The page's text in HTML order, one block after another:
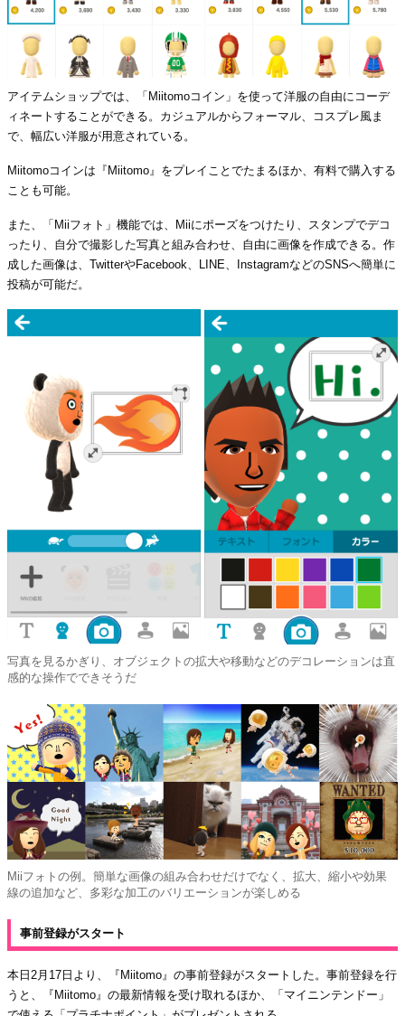
アイテムショップでは、「Miitomoコイン」を使って洋服の自由にコーデ
ィネートすることができる。カジュアルからフォーマル、コスプレ風ま
で、幅広い洋服が用意されている。
Miitomoコインは『Miitomo』をプレイことでたまるほか、有料で購入する
ことも可能。
また、「Miiフォト」機能では、Miiにポーズをつけたり、スタンプでデコ
ったり、自分で撮影した写真と組み合わせ、自由に画像を作成できる。作
成した画像は、TwitterやFacebook、LINE、InstagramなどのSNSへ簡単に
投稿が可能だ。
写真を見るかぎり、オブジェクトの拡大や移動などのデコレーションは直
感的な操作でできそうだ
Miiフォトの例。簡単な画像の組み合わせだけでなく、拡大、縮小や効果
線の追加など、多彩な加工のバリエーションが楽しめる
事前登録がスタート
本日2月17日より、『Miitomo』の事前登録がスタートした。事前登録を行
うと、『Miitomo』の最新情報を受け取れるほか、「マイニンテンドー」